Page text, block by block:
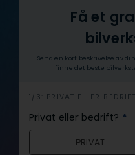
Få et
Send en kort beskrivelse av
finne det beste
h
e
r
1/3: PRIVAT ELLER
Privat eller bedrift? *
PRIVAT